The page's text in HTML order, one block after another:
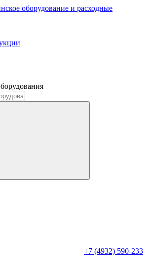
оборудование и расходные
+7 (4932) 590-233